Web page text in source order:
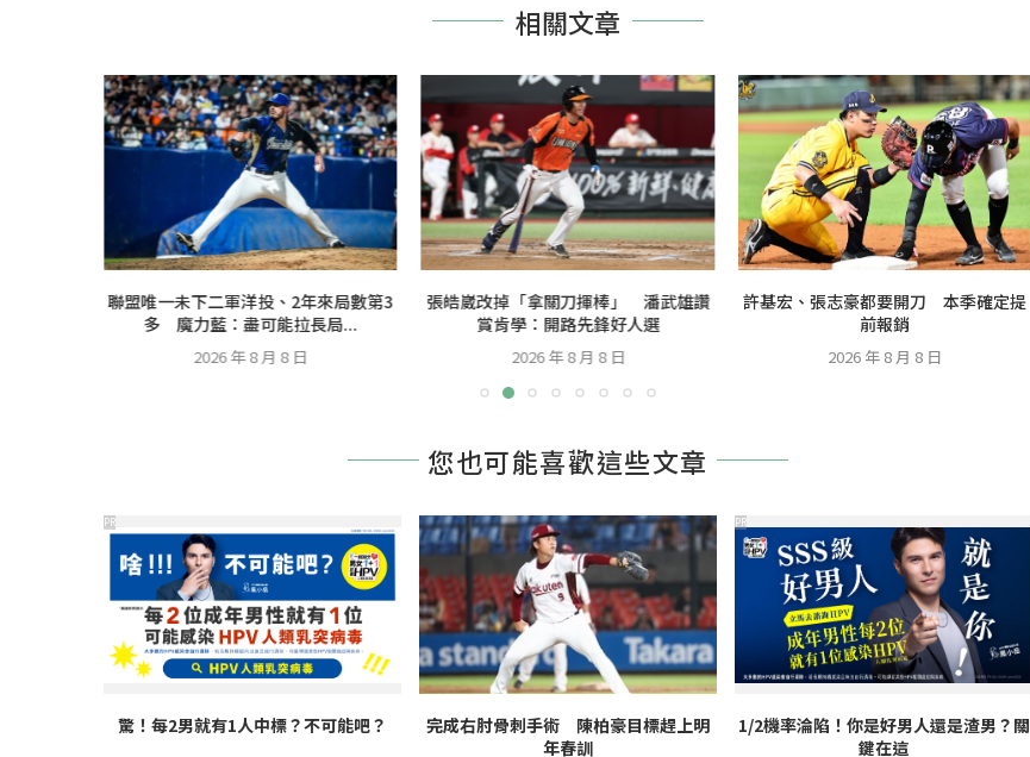
相關文章
聯盟唯一未下二軍洋投、2年來局數第3
多 魔力藍：盡可能拉長局...
2026 年 8 月 8 日
張皓崴改掉「拿關刀揮棒」 潘武雄讚
賞肯學：開路先鋒好人選
2026 年 8 月 8 日
許基宏、張志豪都要開刀 本季確定提
前報銷
2026 年 8 月 8 日
您也可能喜歡這些文章
驚！每2男就有1人中標？不可能吧？
PR
完成右肘骨刺手術 陳柏豪目標趕上明
年春訓
1/2機率淪陷！你是好男人還是渣男？關
鍵在這
PR